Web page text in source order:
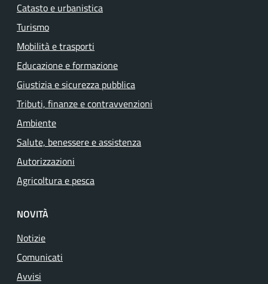
Catasto e urbanistica
Turismo
Mobilità e trasporti
Educazione e formazione
Giustizia e sicurezza pubblica
Tributi, finanze e contravvenzioni
Ambiente
Salute, benessere e assistenza
Autorizzazioni
Agricoltura e pesca
NOVITÀ
Notizie
Comunicati
Avvisi